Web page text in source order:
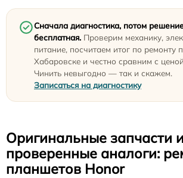
Сначала диагностика, потом
бесплатная. Проверим механику,
питание, посчитаем итог по ремонту
Хабаровске и честно сравним с
Чинить невыгодно — так и скажем.
Записаться на диагностику
Оригинальные запчасти
проверенные аналоги:
планшетов Honor